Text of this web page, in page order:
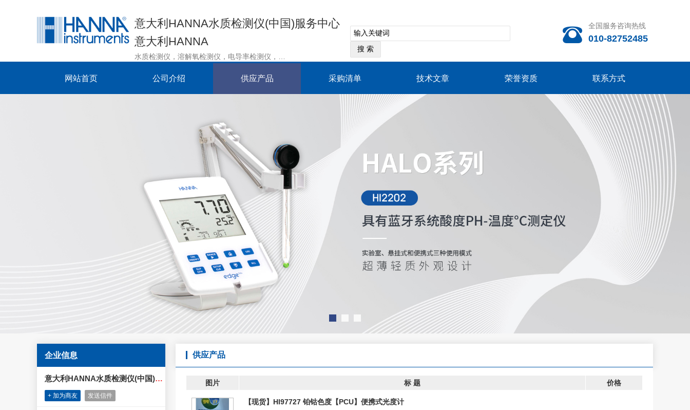
意大利HANNA水质检测仪(中国)服务中心
意大利HANNA
 全国服务咨询热线
010-82752485
网站首页 公司介绍 供应产品 采购清单 技术文章 荣誉资质 联系方式
企业信息
意大利HANNA水质检测仪(中国)服务中心 意大利HANNA
+ 加为商友 发送信件
供应产品
图片 标 题 价格
【现货】HI97727 铂钴色度【PCU】便携式光度计